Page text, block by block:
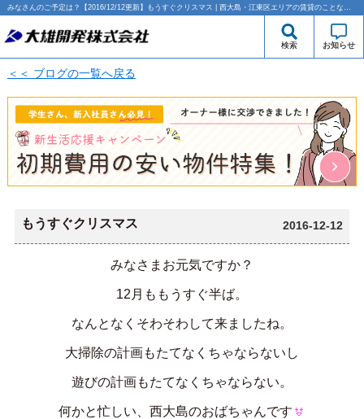
みなさんのご予定は？【2016/12/12更新】もうすぐクリスマス | 西大島・江東区エリアの賃貸のことなら大雄開発株式会社
検索 お知らせ
＜＜ ブログの一覧へ戻る
もうすぐクリスマス 2016-12-12
みなさまお元気ですか？
12月ももうすぐ半ば。
なんとなくそわそわして来ましたね。
大掃除の計画もたてなくちゃならないし
遊びの計画もたてなくちゃならない。
何かと忙しい、西大島のおばちゃんです